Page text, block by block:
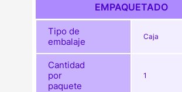
EMPAQUETADO
Tipo de
embalaje
Caja
Cantidad
por
paquete
1